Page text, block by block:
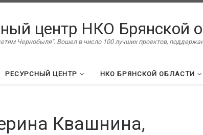
центр НКО Брянской
Чернобыля". Вошел в число 100 лучших проектов,
РЕСУРСНЫЙ ЦЕНТР НКО БРЯНСКОЙ ОБЛАСТИ
Квашнина,